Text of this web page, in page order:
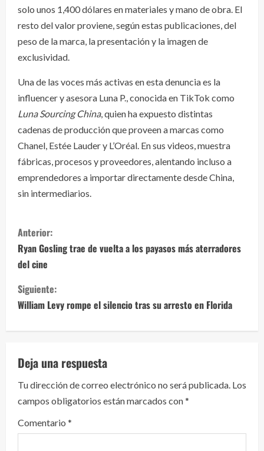
solo unos 1,400 dólares en materiales y mano de obra. El
resto del valor proviene, según estas publicaciones, del
peso de la marca, la presentación y la imagen de
exclusividad.
Una de las voces más activas en esta denuncia es la
influencer y asesora Luna P., conocida en TikTok como
Luna Sourcing China, quien ha expuesto distintas
cadenas de producción que proveen a marcas como
Chanel, Estée Lauder y L’Oréal. En sus videos, muestra
fábricas, procesos y proveedores, alentando incluso a
emprendedores a importar directamente desde China,
sin intermediarios.
S
i
g
u
e
l
e
y
e
Anterior:
Ryan Gosling trae de vuelta a los payasos más aterradores
del cine
Siguiente:
William Levy rompe el silencio tras su arresto en Florida
Deja una respuesta
Tu dirección de correo electrónico no será publicada. Los
campos obligatorios están marcados con*
Comentario *